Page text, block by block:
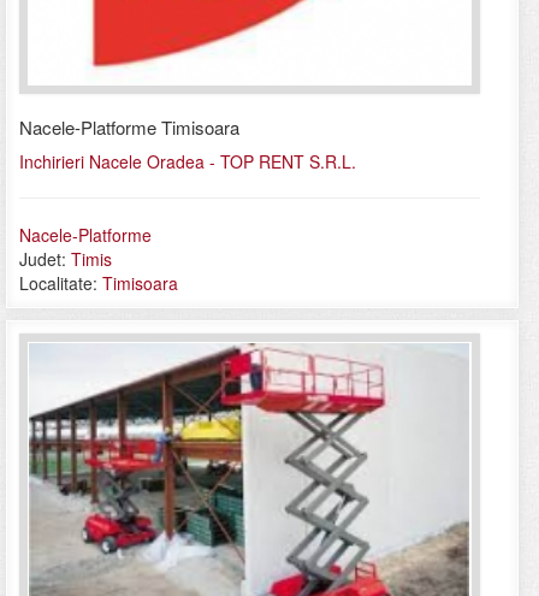
Nacele-Platforme Timisoara
Inchirieri Nacele Oradea - TOP RENT S.R.L.
Nacele-Platforme
Judet: Timis
Localitate: Timisoara